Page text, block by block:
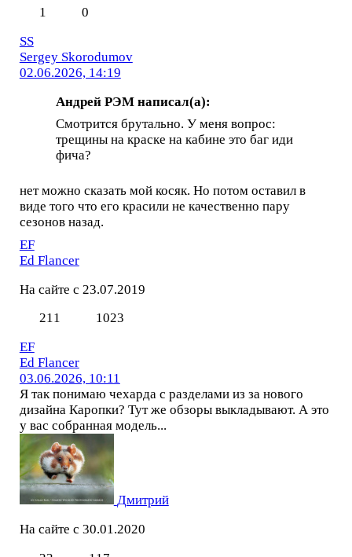
1
0
SS
Sergey Skorodumov
02.06.2026, 14:19
Андрей РЭМ написал(а):
Смотрится брутально. У меня вопрос:
трещины на краске на кабине это баг иди
фича?
нет можно сказать мой косяк. Но потом оставил в
виде того что его красили не качественно пару
сезонов назад.
EF
Ed Flancer
На сайте с 23.07.2019
211
1023
EF
Ed Flancer
03.06.2026, 10:11
Я так понимаю чехарда с разделами из за нового
дизайна Каропки? Тут же обзоры выкладывают. А это
у вас собранная модель...
Дмитрий
На сайте с 30.01.2020